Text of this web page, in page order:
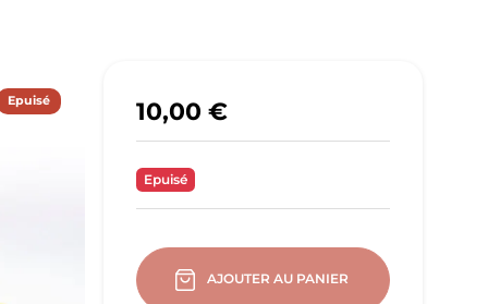
Epuisé 10,00 €
Epuisé
AJOUTER AU PANIER